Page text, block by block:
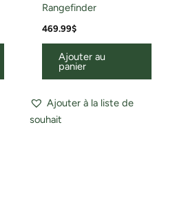
Rangefinder
469.99$
Ajouter au
panier
Ajouter à la liste de
souhait